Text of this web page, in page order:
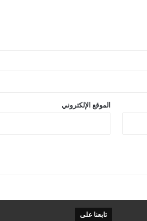
الموقع الإلكتروني
تابعنا على